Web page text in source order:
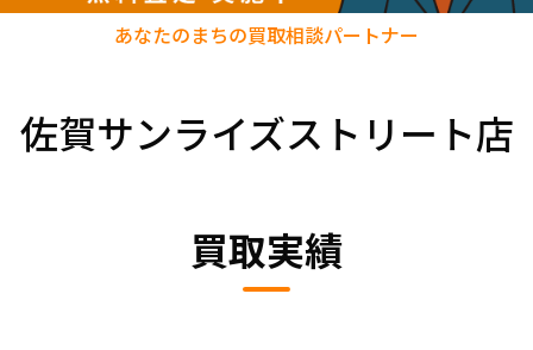
佐賀サンライズストリート店
あなたのまちの買取相談パートナー
買取実績